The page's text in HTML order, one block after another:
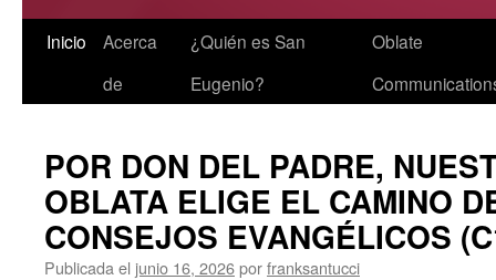
Saltar
Inicio
Acerca
de
¿Quién es San
Eugenio?
Oblate
POR DON DEL PADRE,
OBLATA ELIGE EL CAMINO
CONSEJOS EVANGÉLICOS
Publicada el junio 16, 2026porfranksantucci